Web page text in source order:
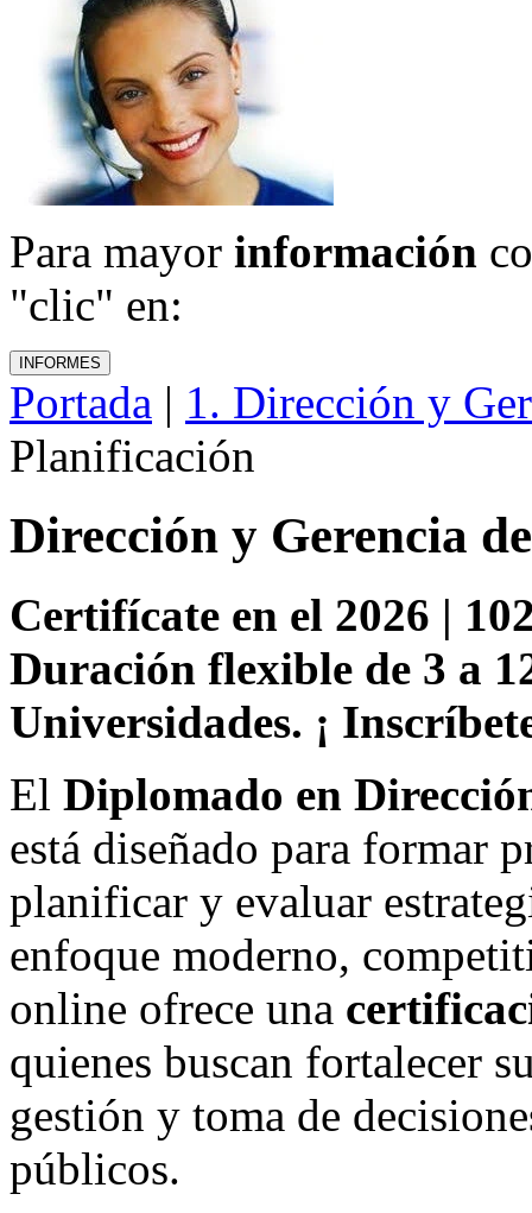
Para mayor información
"clic" en:
Portada | 1. Dirección y
Planificación
Dirección y Gerencia
Certifícate en el 2026 |
Duración flexible de 3 a
Universidades. ¡
El Diplomado en
está diseñado para formar
planificar y evaluar
enfoque moderno,
online ofrece una
quienes buscan fortalecer
gestión y toma de
públicos.